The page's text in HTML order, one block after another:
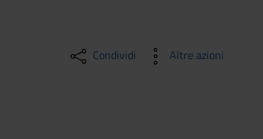
Condividi Altre azioni